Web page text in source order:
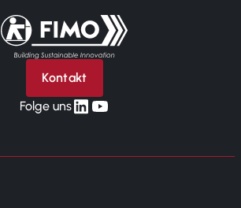
Zurück zur Startseite
Kontakt
Folge unslinkedin
yt